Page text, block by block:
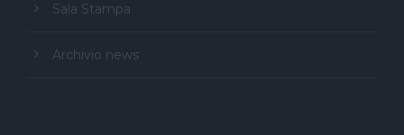
Sala Stampa
Archivio news